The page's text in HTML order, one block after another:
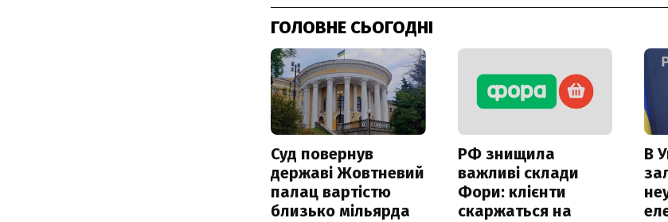
ГОЛОВНЕ СЬОГОДНІ
Суд повернув
державі Жовтневий
палац вартістю
близько мільярда
РФ знищила
важливі склади
Фори: клієнти
скаржаться на
В